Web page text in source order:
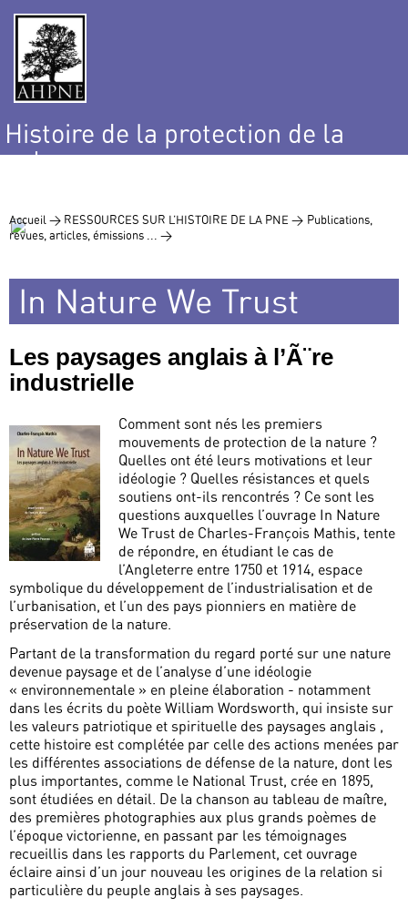
Histoire de la protection de la
nature
Accueil > RESSOURCES SUR L’HISTOIRE DE LA PNE > Publications,
revues, articles, émissions ... >
In Nature We Trust
Les paysages anglais à l’Ã¨re
industrielle
Comment sont nés les premiers
mouvements de protection de la nature ?
Quelles ont été leurs motivations et leur
idéologie ? Quelles résistances et quels
soutiens ont-ils rencontrés ? Ce sont les
questions auxquelles l’ouvrage In Nature
We Trust de Charles-François Mathis, tente
de répondre, en étudiant le cas de
l’Angleterre entre 1750 et 1914, espace
symbolique du développement de l’industrialisation et de
l’urbanisation, et l’un des pays pionniers en matière de
préservation de la nature.
Partant de la transformation du regard porté sur une nature
devenue paysage et de l’analyse d’une idéologie
« environnementale » en pleine élaboration - notamment
dans les écrits du poète William Wordsworth, qui insiste sur
les valeurs patriotique et spirituelle des paysages anglais ,
cette histoire est complétée par celle des actions menées par
les différentes associations de défense de la nature, dont les
plus importantes, comme le National Trust, crée en 1895,
sont étudiées en détail. De la chanson au tableau de maître,
des premières photographies aux plus grands poèmes de
l’époque victorienne, en passant par les témoignages
recueillis dans les rapports du Parlement, cet ouvrage
éclaire ainsi d’un jour nouveau les origines de la relation si
particulière du peuple anglais à ses paysages.